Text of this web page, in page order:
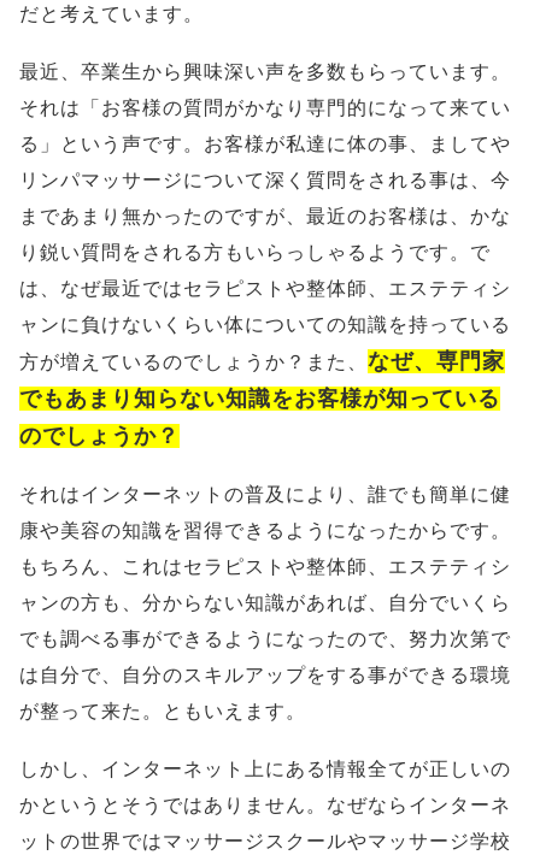
だと考えています。
最近、卒業生から興味深い声を多数もらっています。
それは「お客様の質問がかなり専門的になって来てい
る」という声です。お客様が私達に体の事、ましてや
リンパマッサージについて深く質問をされる事は、今
まであまり無かったのですが、最近のお客様は、かな
り鋭い質問をされる方もいらっしゃるようです。で
は、なぜ最近ではセラピストや整体師、エステティシ
ャンに負けないくらい体についての知識を持っている
方が増えているのでしょうか？また、 なぜ、専門家
でもあまり知らない知識をお客様が知っている
のでしょうか？
それはインターネットの普及により、誰でも簡単に健
康や美容の知識を習得できるようになったからです。
もちろん、これはセラピストや整体師、エステティシ
ャンの方も、分からない知識があれば、自分でいくら
でも調べる事ができるようになったので、努力次第で
は自分で、自分のスキルアップをする事ができる環境
が整って来た。ともいえます。
しかし、インターネット上にある情報全てが正しいの
かというとそうではありません。なぜならインターネ
ットの世界ではマッサージスクールやマッサージ学校